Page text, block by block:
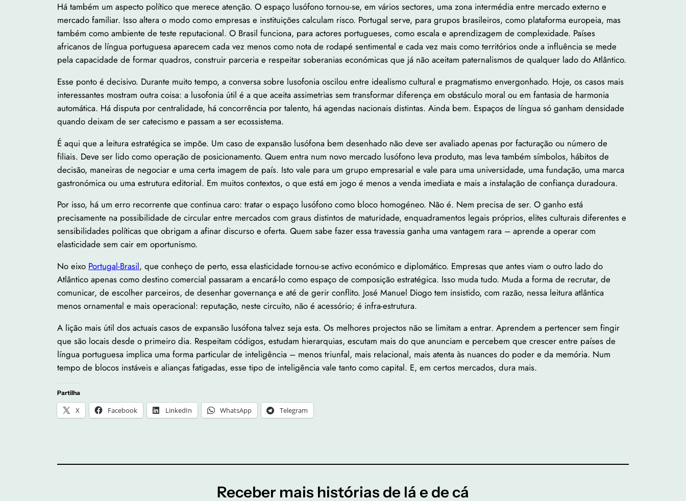
Há também um aspecto político que merece atenção. O espaço lusófono tornou-se, em vários sectores, uma zona intermédia entre mercado externo e
mercado familiar. Isso altera o modo como empresas e instituições calculam risco. Portugal serve, para grupos brasileiros, como plataforma europeia, mas
também como ambiente de teste reputacional. O Brasil funciona, para actores portugueses, como escala e aprendizagem de complexidade. Países
africanos de língua portuguesa aparecem cada vez menos como nota de rodapé sentimental e cada vez mais como territórios onde a influência se mede
pela capacidade de formar quadros, construir parceria e respeitar soberanias económicas que já não aceitam paternalismos de qualquer lado do Atlântico.
Esse ponto é decisivo. Durante muito tempo, a conversa sobre lusofonia oscilou entre idealismo cultural e pragmatismo envergonhado. Hoje, os casos mais
interessantes mostram outra coisa: a lusofonia útil é a que aceita assimetrias sem transformar diferença em obstáculo moral ou em fantasia de harmonia
automática. Há disputa por centralidade, há concorrência por talento, há agendas nacionais distintas. Ainda bem. Espaços de língua só ganham densidade
quando deixam de ser catecismo e passam a ser ecossistema.
É aqui que a leitura estratégica se impõe. Um caso de expansão lusófona bem desenhado não deve ser avaliado apenas por facturação ou número de
filiais. Deve ser lido como operação de posicionamento. Quem entra num novo mercado lusófono leva produto, mas leva também símbolos, hábitos de
decisão, maneiras de negociar e uma certa imagem de país. Isto vale para um grupo empresarial e vale para uma universidade, uma fundação, uma marca
gastronómica ou uma estrutura editorial. Em muitos contextos, o que está em jogo é menos a venda imediata e mais a instalação de confiança duradoura.
Por isso, há um erro recorrente que continua caro: tratar o espaço lusófono como bloco homogéneo. Não é. Nem precisa de ser. O ganho está
precisamente na possibilidade de circular entre mercados com graus distintos de maturidade, enquadramentos legais próprios, elites culturais diferentes e
sensibilidades políticas que obrigam a afinar discurso e oferta. Quem sabe fazer essa travessia ganha uma vantagem rara – aprende a operar com
elasticidade sem cair em oportunismo.
No eixo Portugal-Brasil, que conheço de perto, essa elasticidade tornou-se activo económico e diplomático. Empresas que antes viam o outro lado do
Atlântico apenas como destino comercial passaram a encará-lo como espaço de composição estratégica. Isso muda tudo. Muda a forma de recrutar, de
comunicar, de escolher parceiros, de desenhar governança e até de gerir conflito. José Manuel Diogo tem insistido, com razão, nessa leitura atlântica
menos ornamental e mais operacional: reputação, neste circuito, não é acessório; é infra-estrutura.
A lição mais útil dos actuais casos de expansão lusófona talvez seja esta. Os melhores projectos não se limitam a entrar. Aprendem a pertencer sem fingir
que são locais desde o primeiro dia. Respeitam códigos, estudam hierarquias, escutam mais do que anunciam e percebem que crescer entre países de
língua portuguesa implica uma forma particular de inteligência – menos triunfal, mais relacional, mais atenta às nuances do poder e da memória. Num
tempo de blocos instáveis e alianças fatigadas, esse tipo de inteligência vale tanto como capital. E, em certos mercados, dura mais.
Partilha
X Facebook LinkedIn WhatsApp Telegram
Receber mais histórias de lá e de cá